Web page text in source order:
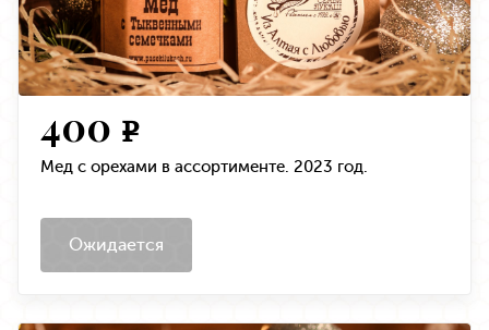
400 e
Мед с орехами в ассортименте. 2023 год.
Ожидается